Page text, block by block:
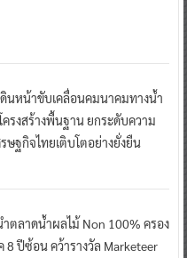
ดินหน้าขับเคลื่อนคมนาคมทางน้ำ
รงสร้างพื้นฐาน ยกระดับความ
ษฐกิจไทยเติบโตอย่างยั่งยืน
ตลาดน้ำผลไม้ Non 100% ครอง
8 ปีซ้อน คว้ารางวัล Marketeer